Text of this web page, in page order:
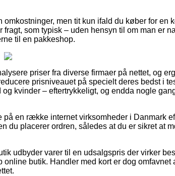
men tit kun ifald du køber for en
som typisk – uden hensyn til om man er
til en pakkeshop.
priser fra diverse firmaer på nettet, og
prisniveauet på specielt deres bedst i
kvinder – eftertrykkeligt, og endda nogle
en række internet virksomheder i Danmark
du placerer ordren, således at du er sikret at
udbyder varer til en udsalgspris der virker
butik. Handler med kort er dog omfavnet